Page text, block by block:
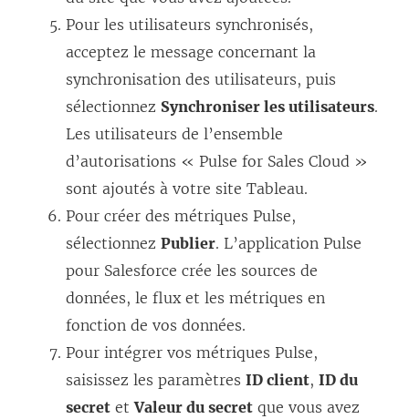
Pour les utilisateurs synchronisés,
acceptez le message concernant la
synchronisation des utilisateurs, puis
sélectionnez Synchroniser les utilisateurs.
Les utilisateurs de l’ensemble
d’autorisations « Pulse for Sales Cloud »
sont ajoutés à votre site Tableau.
Pour créer des métriques Pulse,
sélectionnez Publier. L’application Pulse
pour Salesforce crée les sources de
données, le flux et les métriques en
fonction de vos données.
Pour intégrer vos métriques Pulse,
saisissez les paramètres ID client, ID du
secret etValeur du secret que vous avez